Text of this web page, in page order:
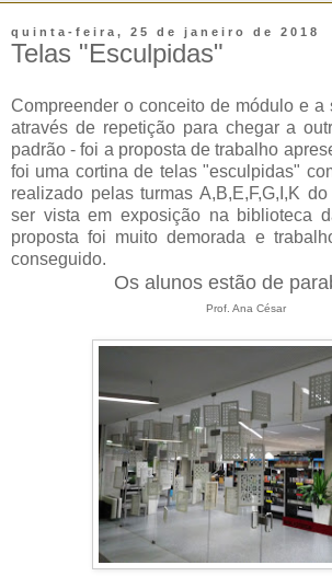
quinta-feira, 25 de janeiro de 2018
Telas "Esculpidas"
Compreender o conceito de módulo e a
através de repetição para chegar a
padrão - foi a proposta de trabalho
foi uma cortina de telas "esculpidas"
realizado pelas turmas A,B,E,F,G,I,K
ser vista em exposição na biblioteca
proposta foi muito demorada e
conseguido.
Os alunos estão de
Prof. Ana César